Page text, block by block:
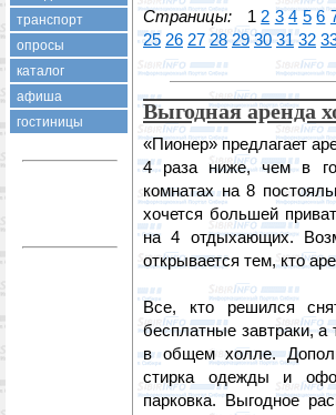
транспорт
опросы
каталог
афиша
гостиницы
Страницы: 1 2 3 4 5 6
25 26 27 28 29 30 31 32
Выгодная аренда
«Пионер» предлагает
4 раза ниже, чем в
комнатах на 8
хочется большей
на 4 отдыхающих.
открывается тем, кто
Все, кто решился
бесплатные завтраки,
в общем холле.
стирка одежды и
парковка. Выгодное